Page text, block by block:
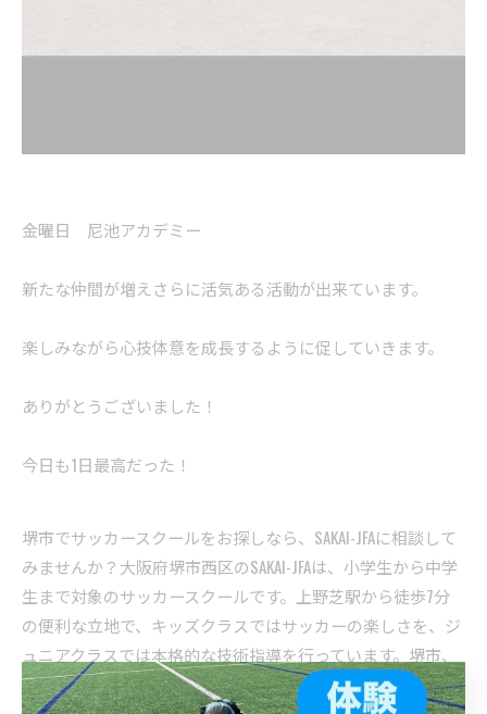
金曜日 尼池アカデミー
新たな仲間が増えさらに活気ある活動が出来ています。
楽しみながら心技体意を成長するように促していきます。
ありがとうございました！
今日も1日最高だった！
堺市でサッカースクールをお探しなら、SAKAI-JFAに相談して
みませんか？大阪府堺市西区のSAKAI-JFAは、小学生から中学
生まで対象のサッカースクールです。上野芝駅から徒歩7分
の便利な立地で、キッズクラスではサッカーの楽しさを、ジ
ュニアクラスでは本格的な技術指導を行っています。堺市、
堺市西区で子どもたちの健やかな成長を応援するサッカース